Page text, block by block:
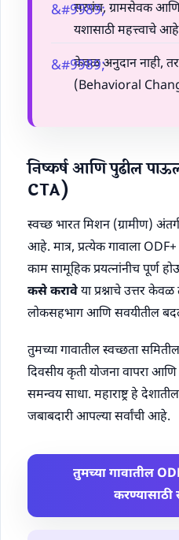
सरपंच, ग्रामसेवक
यशासाठी महत्त्वाचे
केवळ अनुदान नाही,
(Behavioral
निष्कर्ष आणि पुढील
CTA)
स्वच्छ भारत मिशन (ग्रामीण) अंतर्गत
आहे. मात्र, प्रत्येक गावाला
काम सामूहिक प्रयत्नांनीच पूर्ण
कसे करावेया प्रश्नाचे उत्तर केवळ
लोकसहभाग आणि सवयीतील
तुमच्या गावातील स्वच्छता
दिवसीय कृती योजना वापरा आणि
समन्वय साधा. महाराष्ट्र हे
जबाबदारी आपल्या सर्वांची आहे.
तुमच्या गावातील
करण्यासाठी